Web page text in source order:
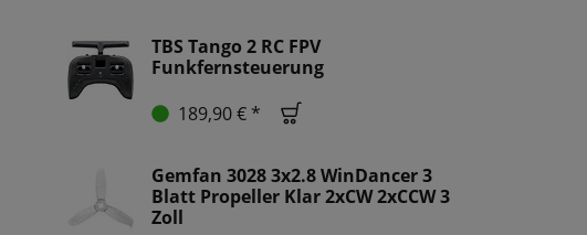
TBS Tango 2 RC FPV
Funkfernsteuerung
189,90 € *
Gemfan 3028 3x2.8 WinDancer 3
Blatt Propeller Klar 2xCW 2xCCW 3
Zoll